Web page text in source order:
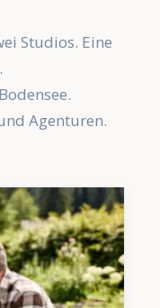
Studios. Eine
Agenturen.